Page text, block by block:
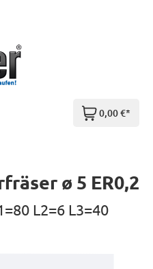
0,00 €*
ø 5 ER0,2
L2=6 L3=40